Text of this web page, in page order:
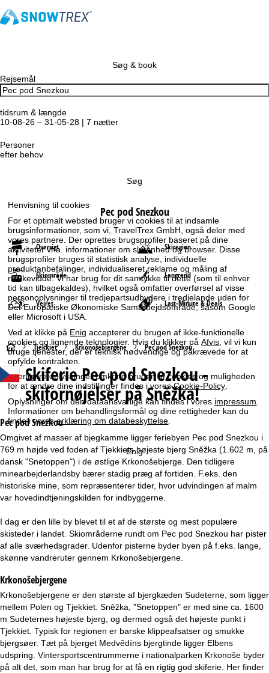
Henvisning til cookies
For et optimalt websted bruger vi cookies til at indsamle
brugsinformationer, som vi, TravelTrex GmbH, også deler med
vores partnere. Der oprettes brugsprofiler baseret på dine
aktiviteter vha. informationer om slutenhed og browser. Disse
brugsprofiler bruges til statistisk analyse, individuelle
produktanbefalinger, individualiseret reklame og måling af
rækkevidde. Vi har brug for dit samtykke til dette (som til enhver
tid kan tilbagekaldes), hvilket også omfatter overførsel af visse
personoplysninger til tredjepartsudbydere i tredjelande uden for
Det Europæiske Økonomiske Samarbejdsområde, såsom Google
eller Microsoft i USA.
Ved at klikke på Enig accepterer du brugen af ikke-funktionelle
cookies og lignende teknologier. Hvis du klikker påAfvis, vil vi kun
bruge tjenester, der er teknisk nødvendige og påkrævede for at
opfylde kontrakten.
Yderligere oplysninger omkring brugen af cookies og muligheden
for at ændre dine indstillinger findes i voresCookie-Policy
Oplysninger om den dataansvarlige kan findes i vores impressum
Informationer om behandlingsformål og dine rettigheder kan du
finde i voreserklæring om databeskyttelse
Enig
Søg & book
Rejsemål
tidsrum & længde
10-08-26 – 31-05-28 | 7 nætter
Personer
efter behov
Søg
Pec pod Snezkou
Oversigt Skiregion
Skiområde Langrend
Vejret Last-Minute & Deals
S
r
t
i
d
e
Tjekkiet Krkonošebjergene Pec pod Snezkou
SkiferiePec pod Snezkou -
skifornøjelser på Sněžka!
Pec pod Snezkou
Omgivet af masser af bjegkamme ligger feriebyen Pec pod Snezkou i
769 m højde ved foden af Tjekkiets højeste bjerg Sněžka (1.602 m, på
dansk "Snetoppen") i de østlige Krkonošebjerge. Den tidligere
minearbejderlandsby bærer stadig præg af fortiden. F.eks. den
historiske mine, som repræsenterer tider, hvor udvindingen af malm
var hovedindtjeningskilden for indbyggerne.
I dag er den lille by blevet til et af de største og mest populære
skisteder i landet. Skiområderne rundt om Pec pod Snezkou har pister
af alle sværhedsgrader. Udenfor pisterne byder byen på f.eks. lange,
skønne vandreruter gennem Krkonošebjergene.
Krkonošebjergene
Krkonošebjergene er den største af bjergkæden Sudeterne, som ligger
mellem Polen og Tjekkiet. Sněžka, "Snetoppen" er med sine ca. 1600
m Sudeternes højeste bjerg, og dermed også det højeste punkt i
Tjekkiet. Typisk for regionen er barske klippeafsatser og smukke
bjergsøer. Tæt på bjerget Medvědíns bjergtinde ligger Elbens
udspring. Vintersportscentrummerne i nationalparken Krkonoše byder
på alt det, som man har brug for at få en rigtig god skiferie. Her finder